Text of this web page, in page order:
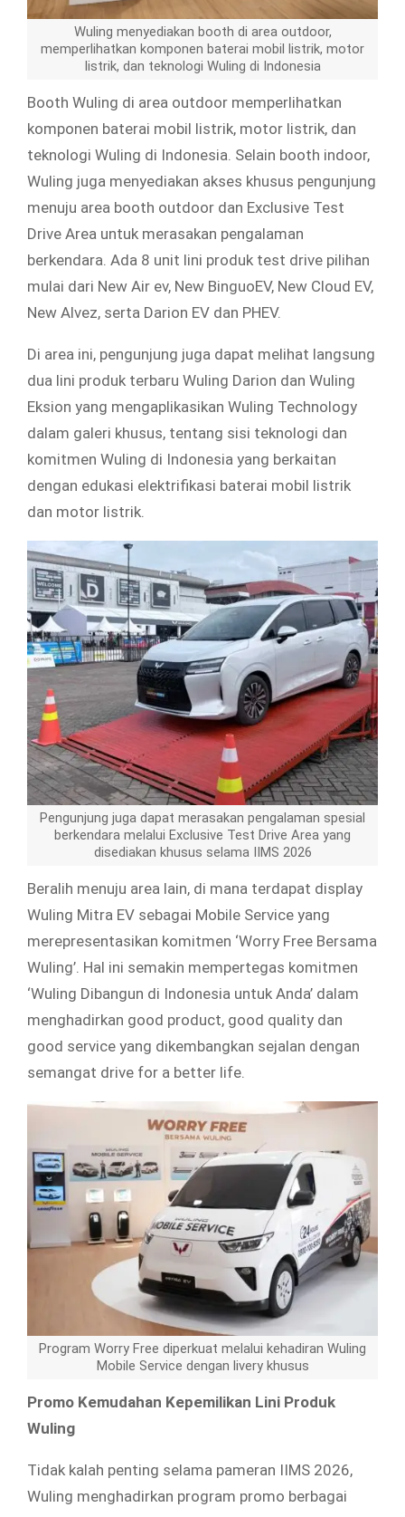
Wuling menyediakan booth di area outdoor,
memperlihatkan komponen baterai mobil listrik, motor
listrik, dan teknologi Wuling di Indonesia
Booth Wuling di area outdoor memperlihatkan
komponen baterai mobil listrik, motor listrik, dan
teknologi Wuling di Indonesia. Selain booth indoor,
Wuling juga menyediakan akses khusus pengunjung
menuju area booth outdoor dan Exclusive Test
Drive Area untuk merasakan pengalaman
berkendara. Ada 8 unit lini produk test drive pilihan
mulai dari New Air ev, New BinguoEV, New Cloud EV,
New Alvez, serta Darion EV dan PHEV.
Di area ini, pengunjung juga dapat melihat langsung
dua lini produk terbaru Wuling Darion dan Wuling
Eksion yang mengaplikasikan Wuling Technology
dalam galeri khusus, tentang sisi teknologi dan
komitmen Wuling di Indonesia yang berkaitan
dengan edukasi elektrifikasi baterai mobil listrik
dan motor listrik.
Pengunjung juga dapat merasakan pengalaman spesial
berkendara melalui Exclusive Test Drive Area yang
disediakan khusus selama IIMS 2026
Beralih menuju area lain, di mana terdapat display
Wuling Mitra EV sebagai Mobile Service yang
merepresentasikan komitmen ‘Worry Free Bersama
Wuling’. Hal ini semakin mempertegas komitmen
‘Wuling Dibangun di Indonesia untuk Anda’ dalam
menghadirkan good product, good quality dan
good service yang dikembangkan sejalan dengan
semangat drive for a better life.
Program Worry Free diperkuat melalui kehadiran Wuling
Mobile Service dengan livery khusus
Promo Kemudahan Kepemilikan Lini Produk
Wuling
Tidak kalah penting selama pameran IIMS 2026,
Wuling menghadirkan program promo berbagai